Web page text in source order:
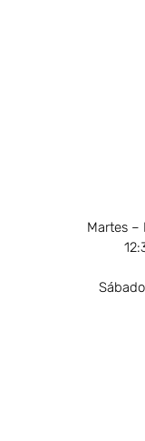
Martes –